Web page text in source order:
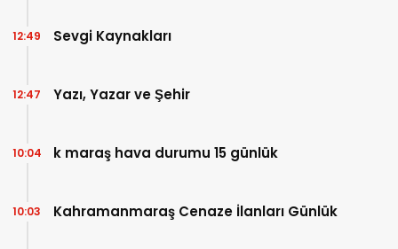
Sevgi Kaynakları
12:49
Yazı, Yazar ve Şehir
12:47
k maraş hava durumu 15 günlük
10:04
Kahramanmaraş Cenaze İlanları Günlük
10:03